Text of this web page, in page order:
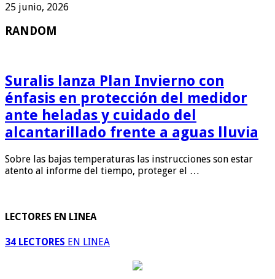
25 junio, 2026
RANDOM
Suralis lanza Plan Invierno con
énfasis en protección del medidor
ante heladas y cuidado del
alcantarillado frente a aguas lluvia
Sobre las bajas temperaturas las instrucciones son estar
atento al informe del tiempo, proteger el …
LECTORES EN LINEA
34 LECTORES EN LINEA